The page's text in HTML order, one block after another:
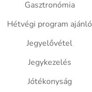
Gasztronómia
Hétvégi program ajánló
Jegyelővétel
Jegykezelés
Jótékonyság